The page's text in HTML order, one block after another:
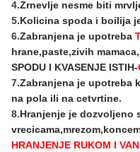
4.Zrnevlje nesme biti
5.Kolicina spoda i boilija
6.Zabranjena je upotreba
hrane,paste,zivih
SPODU I KVASENJE ISTIH-
7.Zabranjena je upotreba
na pola ili na cetvrtine.
8.Hranjenje je dozvoljeno
HRANJENJE RUKOM I